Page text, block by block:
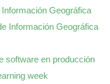
Geográfica
Información Geográfica
software en producción
week